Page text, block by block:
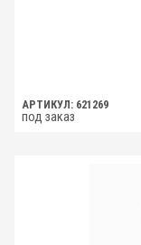
АРТИКУЛ: 621269
под заказ